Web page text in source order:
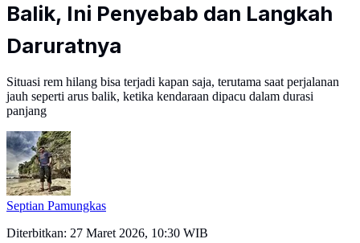
Balik, Ini Penyebab dan Langkah
Daruratnya
Situasi rem hilang bisa terjadi kapan saja, terutama saat perjalanan
jauh seperti arus balik, ketika kendaraan dipacu dalam durasi
panjang
Septian Pamungkas
Diterbitkan: 27 Maret 2026, 10:30 WIB